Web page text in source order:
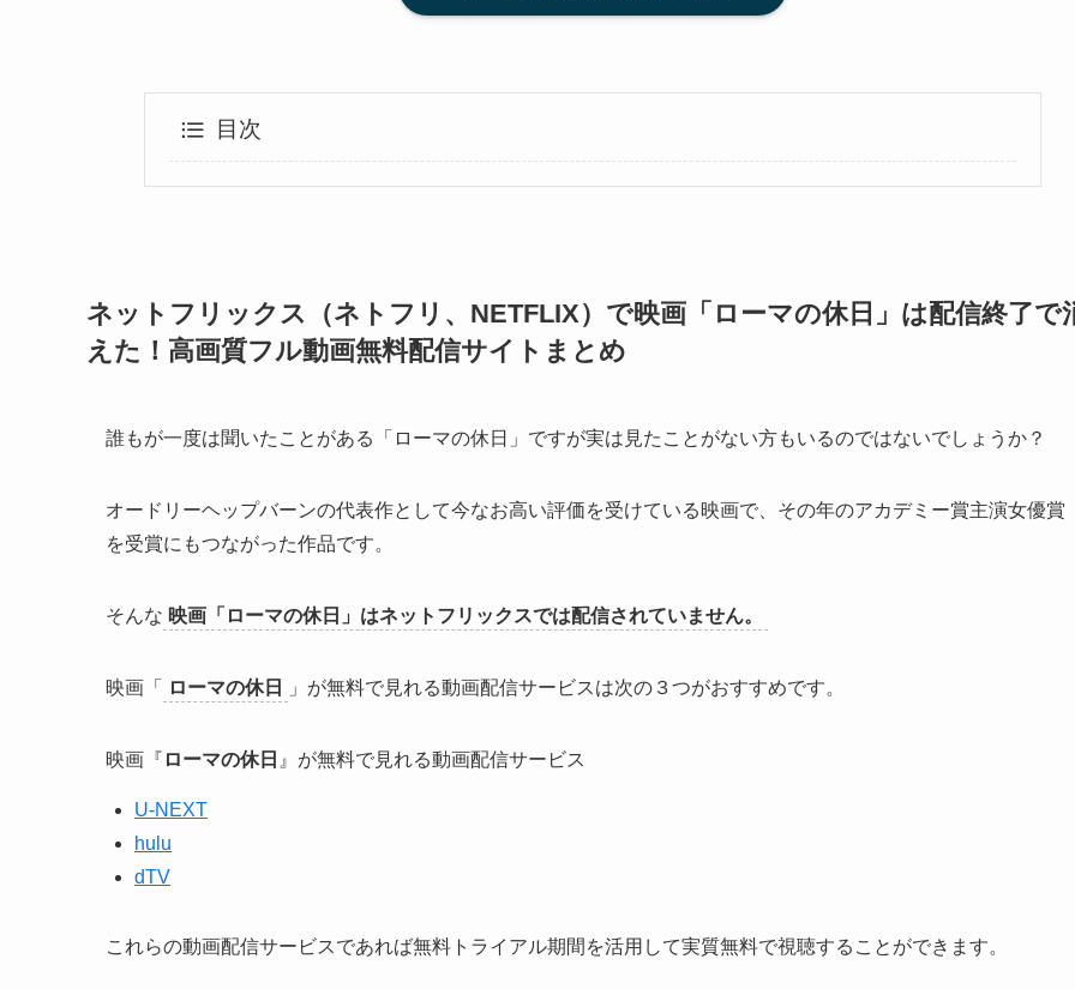
目次
ネットフリックス（ネトフリ、NETFLIX）で映画「ローマの休日」は配信終了で
えた！高画質フル動画無料配信サイトまとめ
誰もが一度は聞いたことがある「ローマの休日」ですが実は見たことがない方もいるのではないでしょうか？
オードリーヘップバーンの代表作として今なお高い評価を受けている映画で、その年のアカデミー賞主演女優賞
を受賞にもつながった作品です。
そんな 映画「ローマの休日」はネットフリックスでは配信されていません。
映画「 ローマの休日 」が無料で見れる動画配信サービスは次の３つがおすすめです。
映画『 ローマの休日 』が無料で見れる動画配信サービス
U-NEXT
hulu
dTV
これらの動画配信サービスであれば無料トライアル期間を活用して実質無料で視聴することができます。